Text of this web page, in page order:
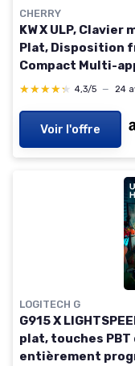
CHERRY
KW X ULP,
Plat, Disposition
Compact Multi-
différents,
★★★★★
★★★★★ 4,3/5 — 24
Voir l'offre
LOGITECH G
G915 X
plat, touches
entièrement